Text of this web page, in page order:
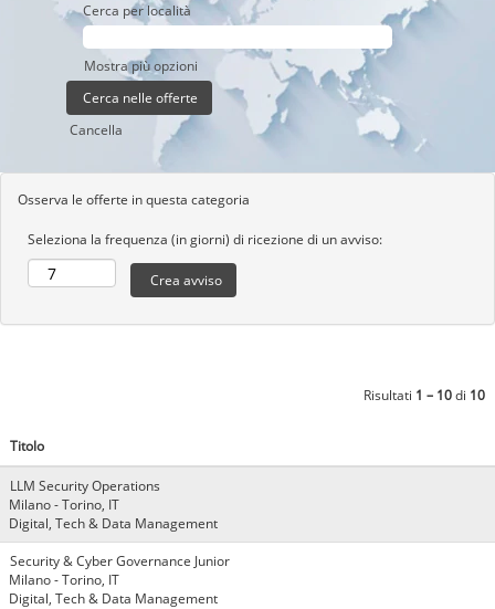
Cerca per località
Mostra più opzioni
Cancella
Osserva le offerte in questa categoria
Seleziona la frequenza (in giorni) di ricezione di un avviso:
Risultati 1 – 10di 10
Titolo
LLM Security Operations
Milano - Torino, IT
Digital, Tech & Data Management
Security & Cyber Governance Junior
Milano - Torino, IT
Digital, Tech & Data Management